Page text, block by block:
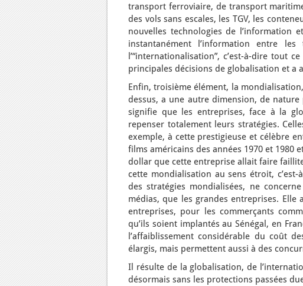
transport ferroviaire, de transport
des vols sans escales, les TGV, les
nouvelles technologies de l’information
instantanément l’information entre
l’“internationalisation”, c’est-à-dire tout
principales décisions de globalisation et a
Enfin, troisième élément, la
dessus, a une autre dimension, de
signifie que les entreprises, face à la
repenser totalement leurs stratégies.
exemple, à cette prestigieuse et célèbre
films américains des années 1970 et 1980
dollar que cette entreprise allait faire
cette mondialisation au sens étroit,
des stratégies mondialisées, ne
médias, que les grandes entreprises.
entreprises, pour les commerçants
qu’ils soient implantés au Sénégal, en
l’affaiblissement considérable du coût
élargis, mais permettent aussi à des
Il résulte de la globalisation, de
désormais sans les protections passées